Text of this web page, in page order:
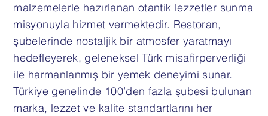
malzemelerle hazırlanan otantik lezzetler sunma
misyonuyla hizmet vermektedir. Restoran,
şubelerinde nostaljik bir atmosfer yaratmayı
hedefleyerek, geleneksel Türk misafirperverliği
ile harmanlanmış bir yemek deneyimi sunar.
Türkiye genelinde 100’den fazla şubesi bulunan
marka, lezzet ve kalite standartlarını her